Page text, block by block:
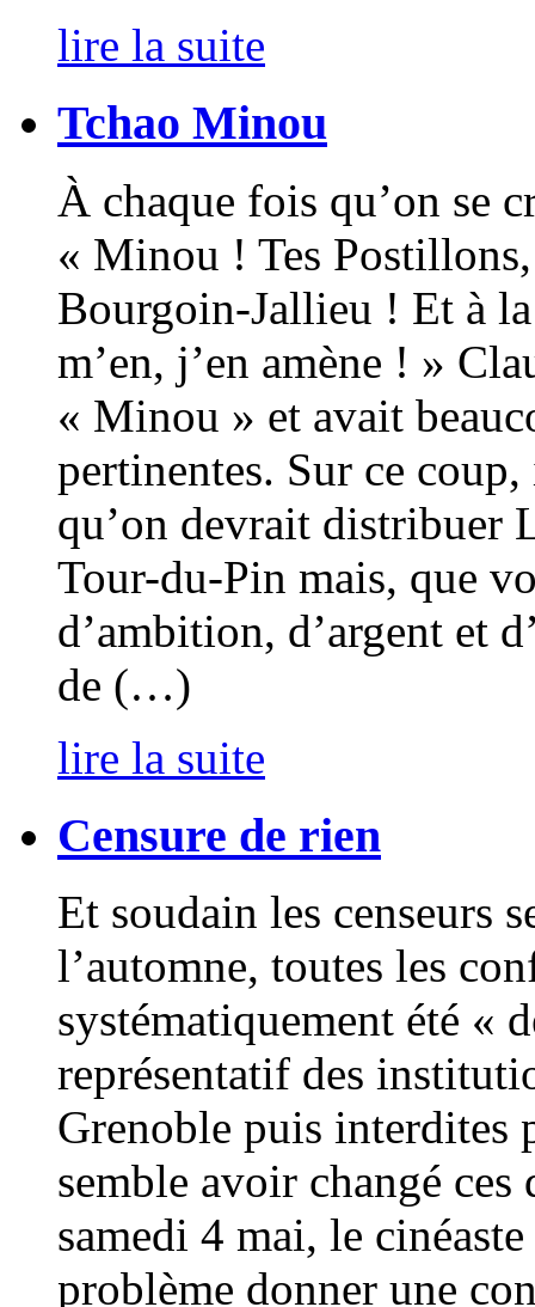
lire la suite
Tchao Minou
À chaque fois qu’on se
« Minou ! Tes
Bourgoin-Jallieu ! Et à
m’en, j’en amène ! »
« Minou » et avait
pertinentes. Sur ce
qu’on devrait distribuer
Tour-du-Pin mais, que
d’ambition, d’argent et
de (…)
lire la suite
Censure de rien
Et soudain les censeurs
l’automne, toutes les
systématiquement été «
représentatif des
Grenoble puis interdites
semble avoir changé
samedi 4 mai, le
problème donner une